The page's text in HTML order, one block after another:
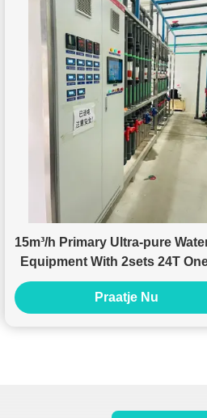
15m³/h Primary Ultra-pure
Equipment With 2sets 24T
One
Praatje Nu